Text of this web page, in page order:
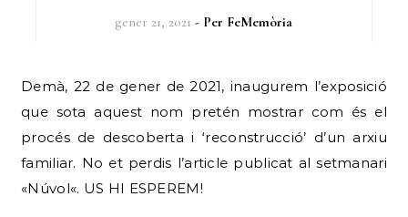
gener 21, 2021 - Per FeMemòria
Demà, 22 de gener de 2021, inaugurem l’exposició
que sota aquest nom pretén mostrar com és el
procés de descoberta i ‘reconstrucció’ d’un arxiu
familiar. No et perdis l’article publicat al setmanari
«Núvol«. US HI ESPEREM!